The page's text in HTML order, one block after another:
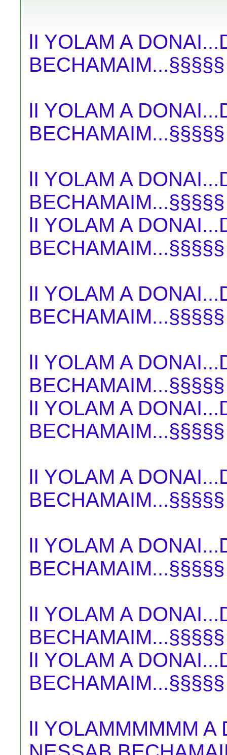
lI YOLAM A
BECHAMAIM...§§§§§
lI YOLAM A
BECHAMAIM...§§§§§
lI YOLAM A
BECHAMAIM...§§§§§
lI YOLAM A
BECHAMAIM...§§§§§
lI YOLAM A
BECHAMAIM...§§§§§
lI YOLAM A
BECHAMAIM...§§§§§
lI YOLAM A
BECHAMAIM...§§§§§
lI YOLAM A
BECHAMAIM...§§§§§
lI YOLAM A
BECHAMAIM...§§§§§
lI YOLAM A
BECHAMAIM...§§§§§
lI YOLAM A
BECHAMAIM...§§§§§
lI YOLAMMMMMM A